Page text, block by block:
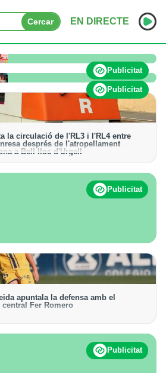
Cercar EN DIRECTE
INICI
NOTÍCIES
PODCASTS
PROGRAMES
ESPORTS
CONTACTE
significatives
Publicitat
Publicitat
la circulació de l'RL3 i l'RL4 entre
després de l'atropellament
a Bell-lloc d'Urgell
recuperant la freqüència de pas
progressiva
Publicitat
apuntala la defensa amb el
Fer Romero
Publicitat